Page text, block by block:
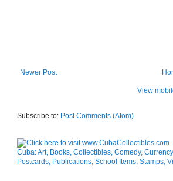
Newer Post
View
Subscribe to: Post Comments (Atom)